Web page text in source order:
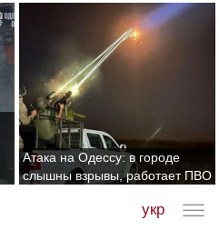
Атака на Одессу: в городе
слышны взрывы, работает ПВО
укр